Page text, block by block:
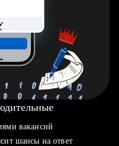
вакансий
шансы на ответ